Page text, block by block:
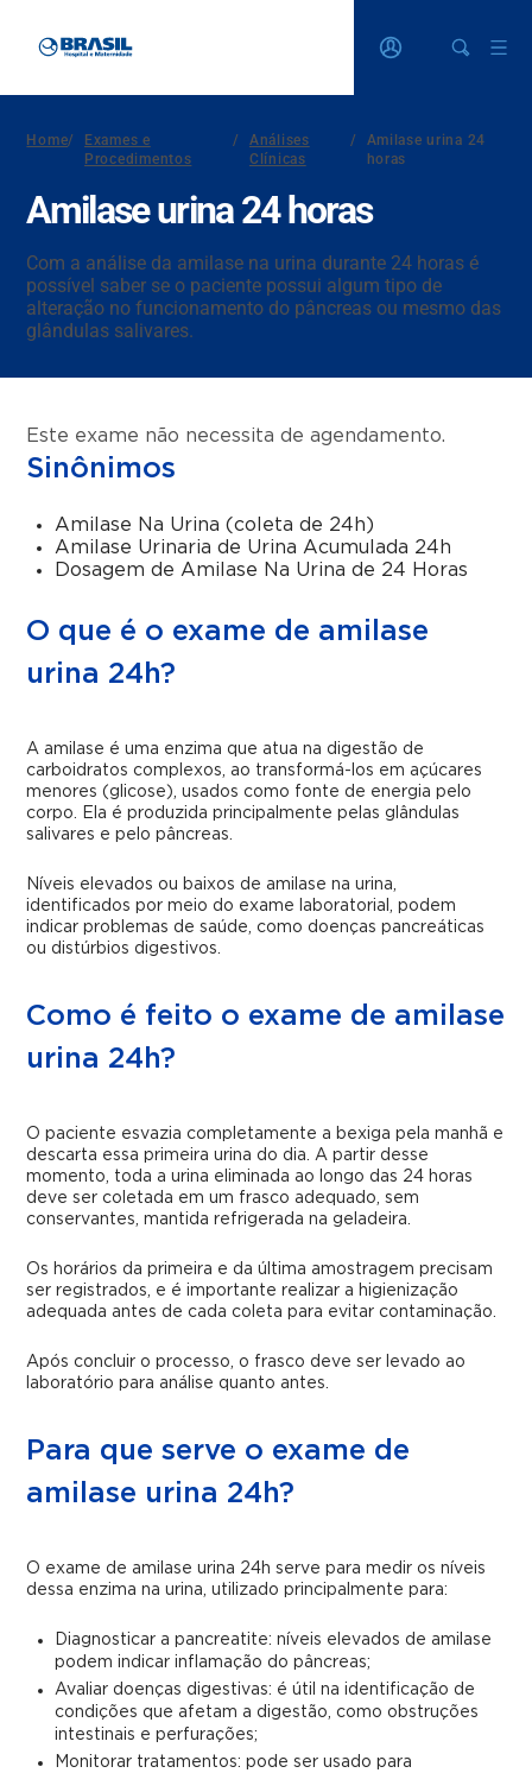
Home/
Exames e
Procedimentos
/
Análises
Clínicas
/
Amilase urina 24
horas
Amilase urina 24 horas
Com a análise da amilase na urina durante 24 horas é
possível saber se o paciente possui algum tipo de
alteração no funcionamento do pâncreas ou mesmo das
glândulas salivares.
Este exame não necessita de agendamento.
Sinônimos
Amilase Na Urina (coleta de 24h)
Amilase Urinaria de Urina Acumulada 24h
Dosagem de Amilase Na Urina de 24 Horas
O que é o exame de amilase
urina 24h?
A amilase é uma enzima que atua na digestão de
carboidratos complexos, ao transformá-los em açúcares
menores (glicose), usados como fonte de energia pelo
corpo. Ela é produzida principalmente pelas glândulas
salivares e pelo pâncreas.
Níveis elevados ou baixos de amilase na urina,
identificados por meio do exame laboratorial, podem
indicar problemas de saúde, como doenças pancreáticas
ou distúrbios digestivos.
Como é feito o exame de amilase
urina 24h?
O paciente esvazia completamente a bexiga pela manhã e
descarta essa primeira urina do dia. A partir desse
momento, toda a urina eliminada ao longo das 24 horas
deve ser coletada em um frasco adequado, sem
conservantes, mantida refrigerada na geladeira.
Os horários da primeira e da última amostragem precisam
ser registrados, e é importante realizar a higienização
adequada antes de cada coleta para evitar contaminação.
Após concluir o processo, o frasco deve ser levado ao
laboratório para análise quanto antes.
Para que serve o exame de
amilase urina 24h?
O exame de amilase urina 24h serve para medir os níveis
dessa enzima na urina, utilizado principalmente para:
Diagnosticar a pancreatite: níveis elevados de amilase
podem indicar inflamação do pâncreas;
Avaliar doenças digestivas: é útil na identificação de
condições que afetam a digestão, como obstruções
intestinais e perfurações;
Monitorar tratamentos: pode ser usado para